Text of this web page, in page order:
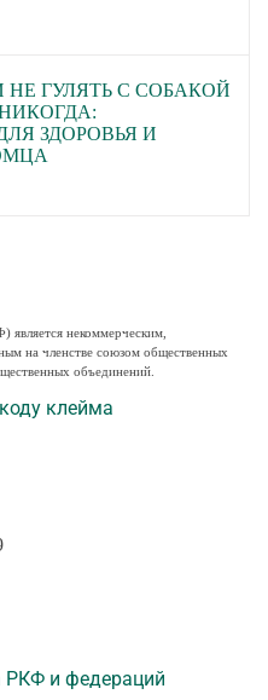
НЕ ГУЛЯТЬ С СОБАКОЙ
ЗДОРОВЬЯ И
является некоммерческим,
на членстве союзом общественных
объединений.
клейма
РКФ и федераций